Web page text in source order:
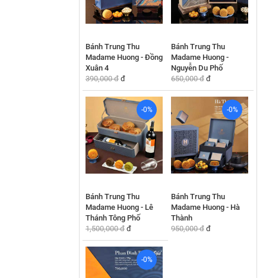
Bánh Trung Thu
Madame Huong - Đồng
Xuân 4
390,000 đ đ
Bánh Trung Thu
Madame Huong -
Nguyễn Du Phố
650,000 đ đ
-0%
Bánh Trung Thu
Madame Huong - Lê
Thánh Tông Phố
1,500,000 đ đ
-0%
Bánh Trung Thu
Madame Huong - Hà
Thành
950,000 đ đ
-0%